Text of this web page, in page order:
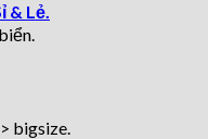
& Lẻ.
bigsize.